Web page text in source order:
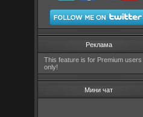
Реклама
This feature is for Premium users
only!
Мини чат